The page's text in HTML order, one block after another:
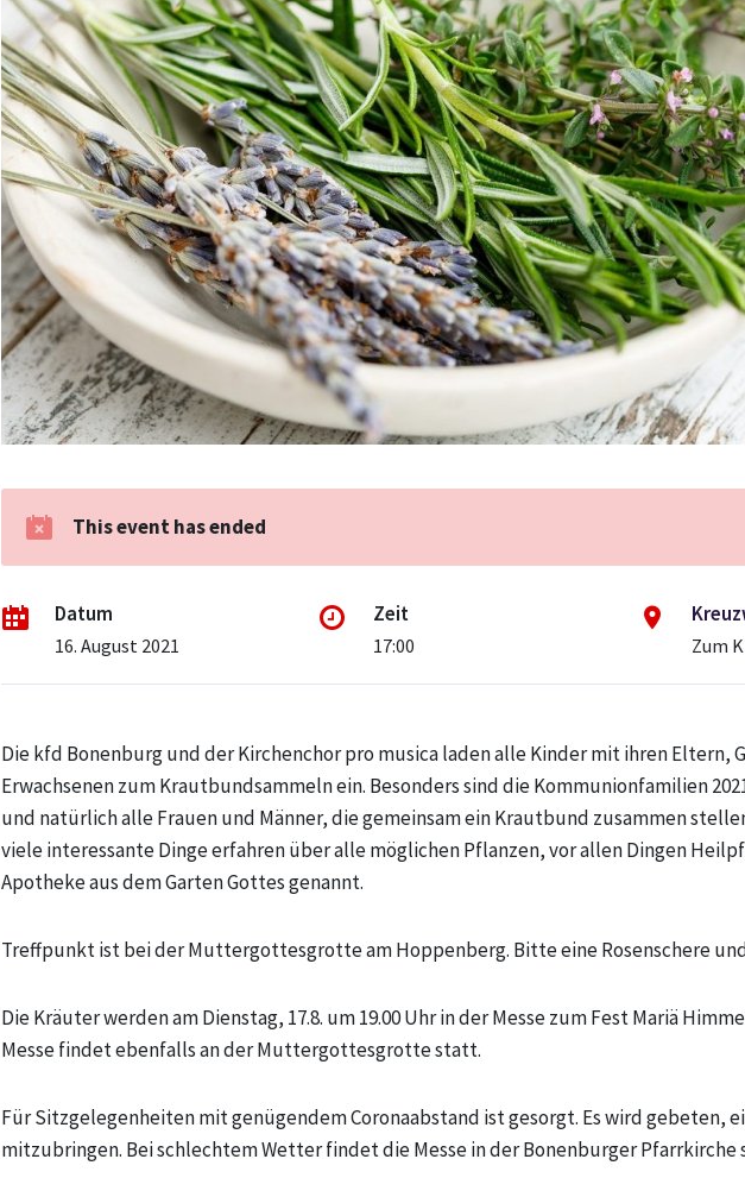
This event has ended
Datum
16. August 2021
Zeit
17:00 Zum
Die kfd Bonenburg und der Kirchenchor pro musica laden alle Kinder mit ihren Eltern,
Erwachsenen zum Krautbundsammeln ein. Besonders sind die Kommunionfamilien
und natürlich alle Frauen und Männer, die gemeinsam ein Krautbund zusammen
viele interessante Dinge erfahren über alle möglichen Pflanzen, vor allen Dingen
Apotheke aus dem Garten Gottes genannt.
Treffpunkt ist bei der Muttergottesgrotte am Hoppenberg. Bitte eine Rosenschere
Die Kräuter werden am Dienstag, 17.8. um 19.00 Uhr in der Messe zum Fest Mariä
Messe findet ebenfalls an der Muttergottesgrotte statt.
Für Sitzgelegenheiten mit genügendem Coronaabstand ist gesorgt. Es wird gebeten,
mitzubringen. Bei schlechtem Wetter findet die Messe in der Bonenburger Pfarrkirche